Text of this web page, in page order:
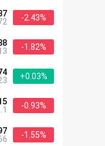
-2.43%
-1.82%
+0.03%
-0.93%
-1.55%